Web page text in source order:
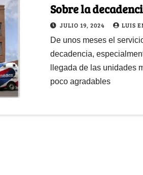
Sobre la
JULIO 19, 2024 LUIS
De unos meses el
decadencia,
llegada de las unidades
poco agradables